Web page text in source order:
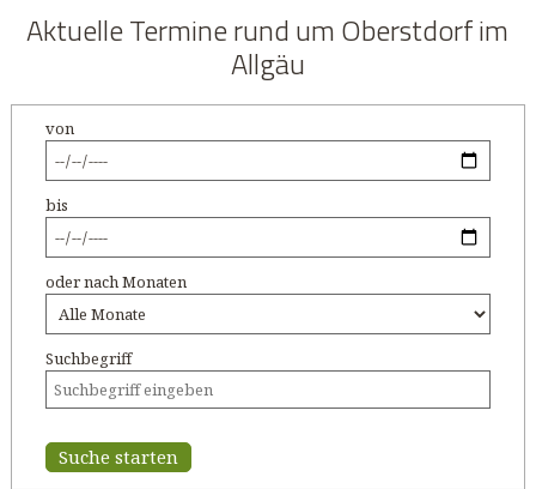
Aktuelle Termine rund um Oberstdorf im
Allgäu
von
bis
oder nach Monaten
Suchbegriff
Suche starten